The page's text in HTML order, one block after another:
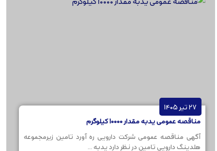
27 تیر 1405
مناقصه عمومی یدبه مقدار 10000 کیلوگرم
آگهی مناقصه عمومی شرکت دارویی ره آورد تامین زیرمجموعه
هلدینگ دارویی تامین در نظر دارد یدبه ...